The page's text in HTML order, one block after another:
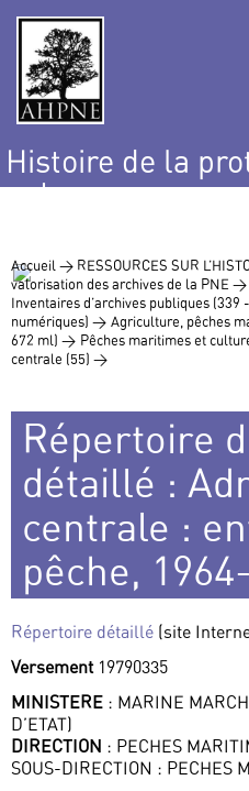
Histoire de la
nature
Accueil > RESSOURCES SUR
valorisation des archives de la PNE >
Inventaires d’archives publiques
numériques) > Agriculture, pêches
672 ml) > Pêches maritimes et
centrale (55) >
Répertoire
détaillé :
centrale :
pêche,
Répertoire détaillé (site
Versement19790335
MINISTERE : MARINE
D’ETAT)
DIRECTION : PECHES
SOUS-DIRECTION : PECHES